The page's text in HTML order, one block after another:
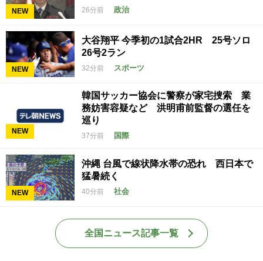
NEW 26分前 政治
NEW
大谷翔平 今季初の1試合2HR 25号ソロ
26号2ラン
32分前 スポーツ
NEW
韓国サッカー協会に警察が家宅捜索 業
務妨害容疑など 洪明甫前監督の選任を
巡り
37分前 国際
NEW
沖縄 台風で線状降水帯の恐れ 西日本で
猛暑続く
40分前 社会
全国ニュース記事一覧